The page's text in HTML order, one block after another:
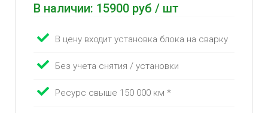
В наличии: 15900 руб / шт
В цену входит установка блока на сварку
Без учета снятия / установки
Ресурс свыше 150 000 км *